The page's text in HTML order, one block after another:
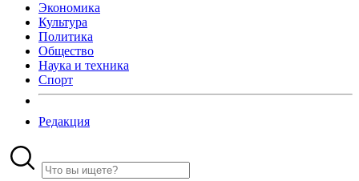
Экономика
Культура
Политика
Общество
Наука и техника
Спорт
Редакция